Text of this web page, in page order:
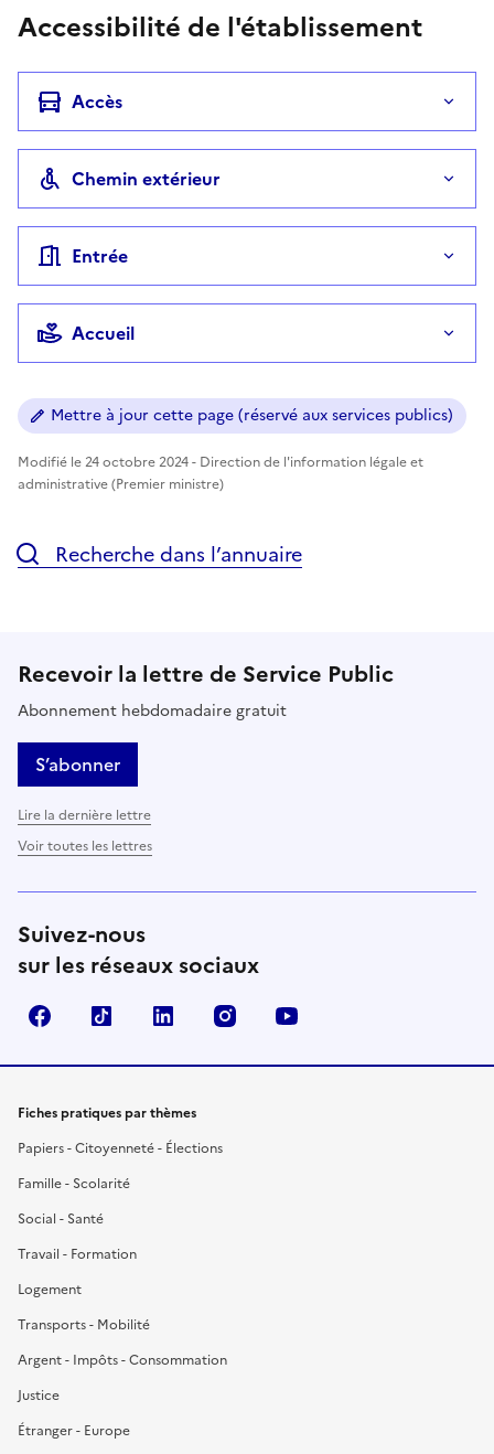
Accessibilité de l'établissement
Accès
Chemin extérieur
Entrée
Accueil
Mettre à jour cette page (réservé aux services publics)
Modifié le 24 octobre 2024 - Direction de l'information légale et
administrative (Premier ministre)
Recherche dans l’annuaire
Recevoir la lettre de Service Public
Abonnement hebdomadaire gratuit
S’abonner
Lire la dernière lettre
Voir toutes les lettres
Suivez-nous
sur les réseaux sociaux
FacebookTikTok LinkedIn Instagram
Fiches pratiques par thèmes
Papiers - Citoyenneté - Élections
Famille - Scolarité
Social - Santé
Travail - Formation
Logement
Transports - Mobilité
Argent - Impôts - Consommation
Justice
Étranger - Europe